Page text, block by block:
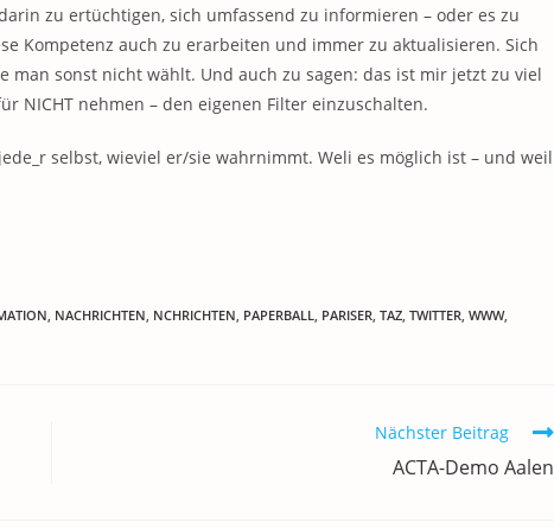
zu ertüchtigen, sich umfassend zu informieren – oder es zu
Kompetenz auch zu erarbeiten und immer zu aktualisieren. Sich
man sonst nicht wählt. Und auch zu sagen: das ist mir jetzt zu viel
NICHT nehmen – den eigenen Filter einzuschalten.
selbst, wieviel er/sie wahrnimmt. Weli es möglich ist – und weil
, NACHRICHTEN, NCHRICHTEN, PAPERBALL, PARISER, TAZ, TWITTER, WWW,
Nächster Beitrag
ACTA-Demo Aalen